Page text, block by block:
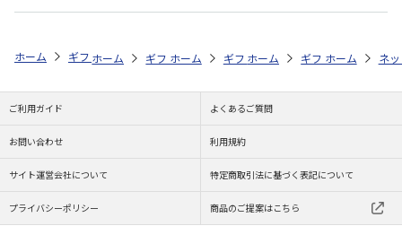
ホーム ギフトストア お中元・夏ギフト特集 2026 贈る相手から探す
ホーム ギフトストア お中元・夏ギフト特集 2026
ホーム ギフトストア お中元・夏ギフト
ホーム ギフトストア お
ホーム ネ
ご利用ガイド よくあるご質問
お問い合わせ 利用規約
サイト運営会社について 特定商取引法に基づく表記について
プライバシーポリシー 商品のご提案はこちら